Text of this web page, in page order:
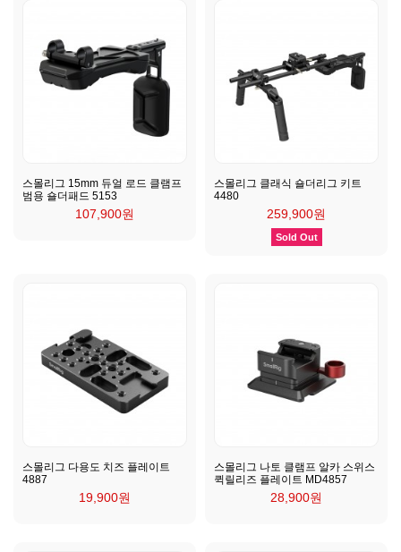
스몰리그 15mm 듀얼 로드 클램프
범용 숄더패드 5153
107,900원
스몰리그 클래식 숄더리그 키트
4480
259,900원
Sold Out
스몰리그 다용도 치즈 플레이트
4887
19,900원
스몰리그 나토 클램프 알카 스위스
퀵릴리즈 플레이트 MD4857
28,900원